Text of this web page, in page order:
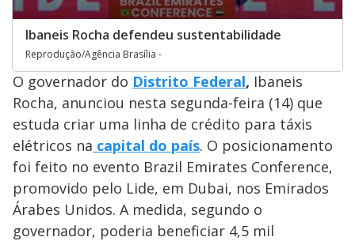
Ibaneis Rocha defendeu sustentabilidade
Reprodução/Agência Brasília -
O governador do Distrito Federal, Ibaneis
Rocha, anunciou nesta segunda-feira (14) que
estuda criar uma linha de crédito para táxis
elétricos na capital do país. O posicionamento
foi feito no evento Brazil Emirates Conference,
promovido pelo Lide, em Dubai, nos Emirados
Árabes Unidos. A medida, segundo o
governador, poderia beneficiar 4,5 mil